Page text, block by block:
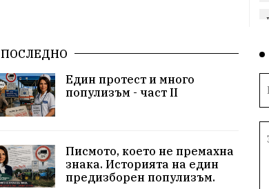
ПОСЛЕДНО
Един протест и много
популизъм - част II
Писмото, което не премахна
знака. Историята на един
предизборен популизъм.